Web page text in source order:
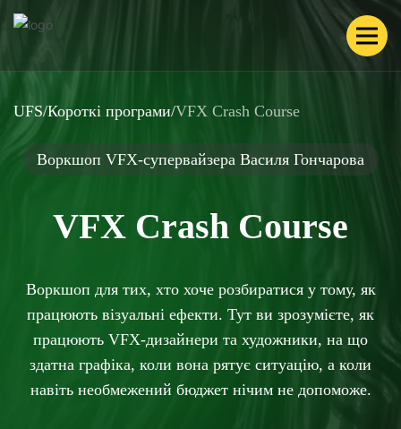
UFS/Короткі програми/VFX Crash Course
Воркшоп VFX-супервайзера Василя Гончарова
VFX Crash Course
Воркшоп для тих, хто хоче розбиратися у тому, як
працюють візуальні ефекти. Тут ви зрозумієте, як
працюють VFX-дизайнери та художники, на що
здатна графіка, коли вона рятує ситуацію, а коли
навіть необмежений бюджет нічим не допоможе.